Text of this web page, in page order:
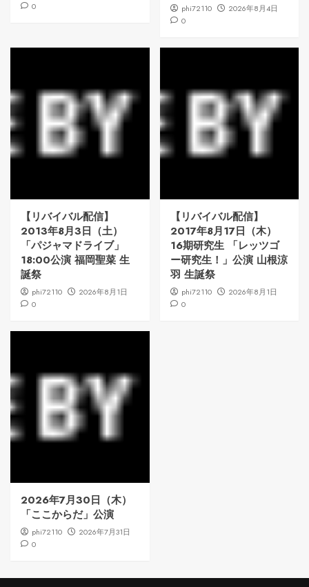
0
phi72110
2026年8月4日
0
【リバイバル配信】
2013年8月3日（土）
「パジャマドライブ」
18:00公演 福岡聖菜 生
誕祭
phi72110
2026年8月1日
0
【リバイバル配信】
2017年8月17日（木）
16期研究生 「レッツゴ
ー研究生！」公演 山根涼
羽 生誕祭
phi72110
2026年8月1日
0
2026年7月30日（木）
「ここからだ」公演
phi72110
2026年7月31日
0